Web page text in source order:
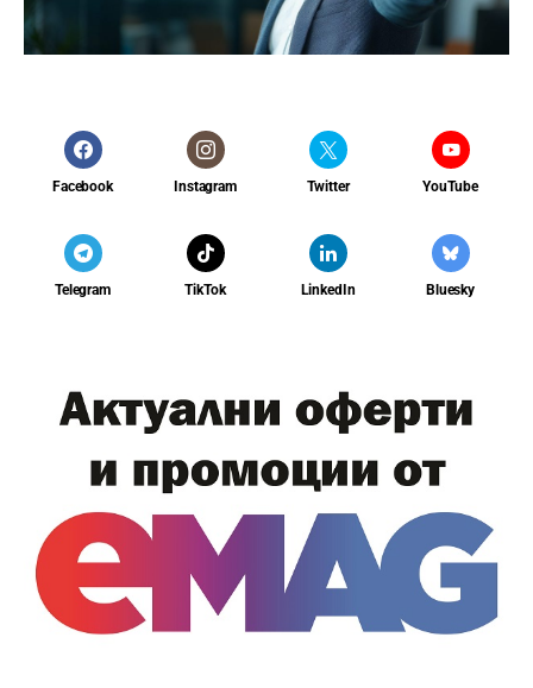
Facebook Instagram Twitter YouTube
Telegram TikTok LinkedIn Bluesky